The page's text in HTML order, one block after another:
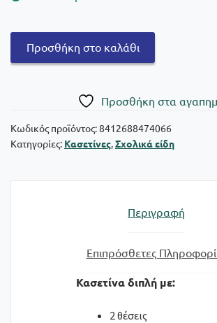
Κασετίνα
Blue
με
Προσθήκη στο καλάθι
Πρoσθήκη στα
Κωδικός προϊόντος:8412688474066
Κατηγορίες: Κασετίνες,Σχολικά είδη
Περιγραφή
Επιπρόσθετες
Κασετίνα διπλή με:
2 θέσεις